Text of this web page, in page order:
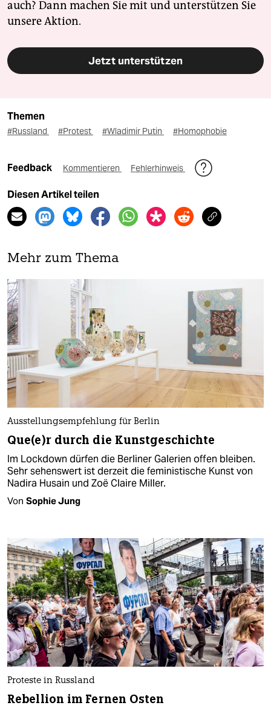
auch? Dann machen Sie mit und unterstützen Sie
unsere Aktion.
Jetzt unterstützen
Themen
#Russland #Protest #Wladimir Putin #Homophobie
Feedback Kommentieren Fehlerhinweis
Diesen Artikel teilen
Mehr zum Thema
Ausstellungsempfehlung für Berlin
Que(e)r durch die Kunstgeschichte
Im Lockdown dürfen die Berliner Galerien offen bleiben.
Sehr sehenswert ist derzeit die feministische Kunst von
Nadira Husain und Zoë Claire Miller.
Von Sophie Jung
Proteste in Russland
Rebellion im Fernen Osten